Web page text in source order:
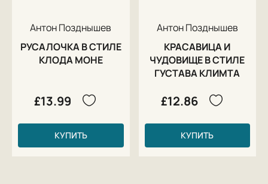
Антон Позднышев
РУСАЛОЧКА В СТИЛЕ
КЛОДА МОНЕ
£13.99
КУПИТЬ
Антон Позднышев
КРАСАВИЦА И
ЧУДОВИЩЕ В СТИЛЕ
ГУСТАВА КЛИМТА
£12.86
КУПИТЬ